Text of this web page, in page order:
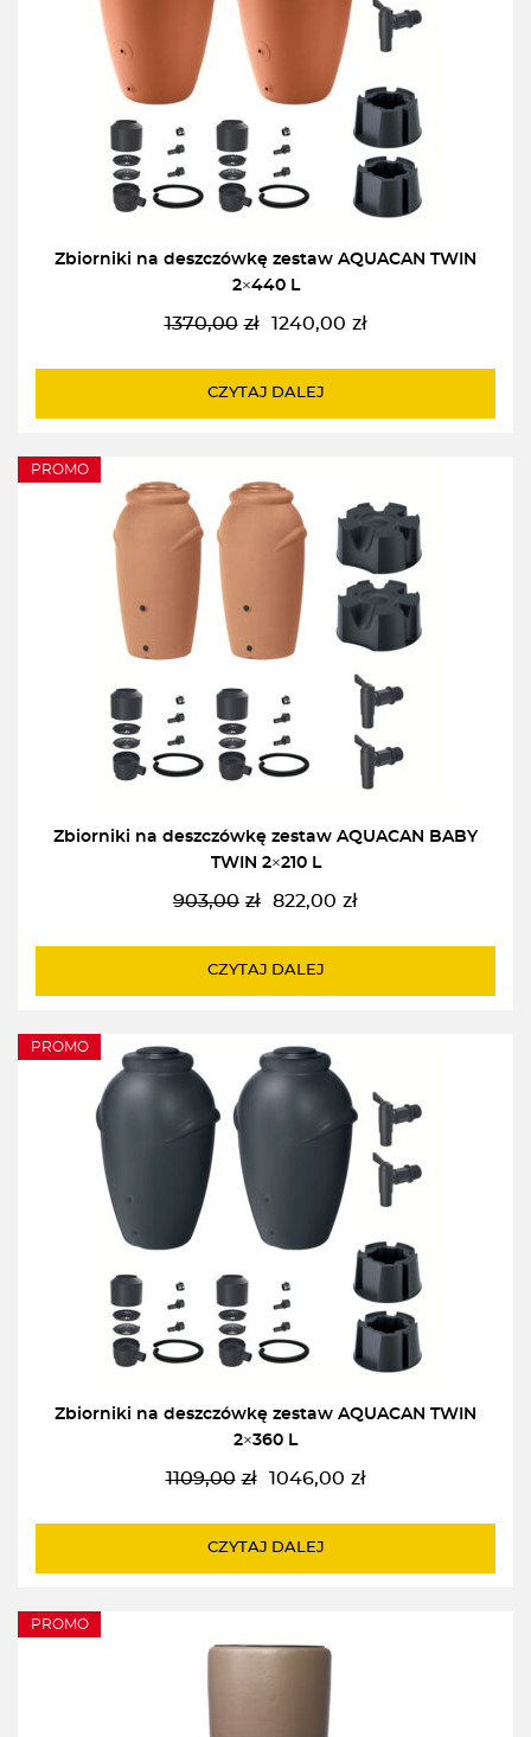
Zbiorniki na deszczówkę zestaw AQUACAN TWIN
2×440 L
1370,00 zł
Pierwotna
wynosiła:
1240,00 zł
Aktualna
wynosi:
CZYTAJ DALEJ
PROMO
Zbiorniki na deszczówkę zestaw AQUACAN BABY
TWIN 2×210 L
903,00 zł
Pierwotna
wynosiła:
822,00 zł
Aktualna
wynosi:
CZYTAJ DALEJ
PROMO
Zbiorniki na deszczówkę zestaw AQUACAN TWIN
2×360 L
1109,00 zł
Pierwotna
wynosiła:
1046,00 zł
Aktualna
wynosi:
CZYTAJ DALEJ
PROMO